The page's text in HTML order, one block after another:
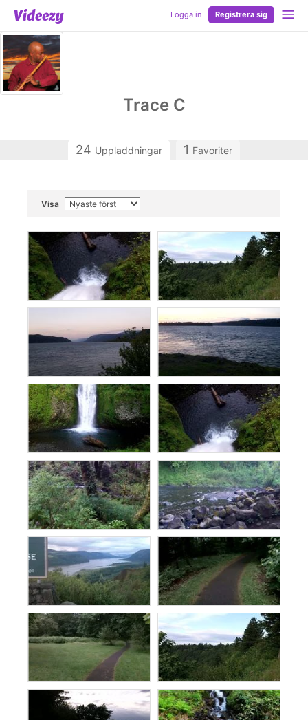
Logga in Registrera sig
Trace C
24 Uppladdningar 1 Favoriter
Visa